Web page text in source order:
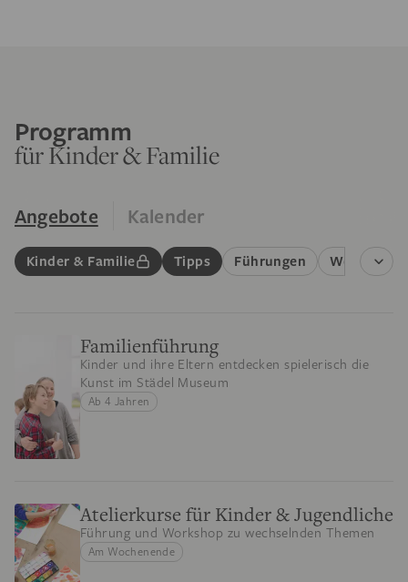
Programm
für Kinder & Familie
Angebote Kalender
Kinder & Familie Tipps Führungen Workshops
Familienführung
Kinder und ihre Eltern entdecken spielerisch die
Kunst im Städel Museum
Ab 4 Jahren
Atelierkurse für Kinder & Jugendliche
Führung und Workshop zu wechselnden Themen
Am Wochenende